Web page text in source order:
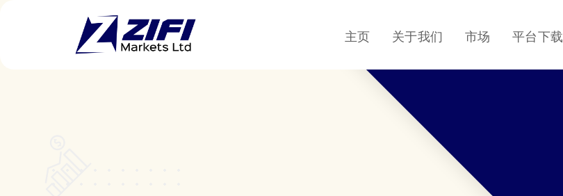
主页 关于我们 市场 平台下载